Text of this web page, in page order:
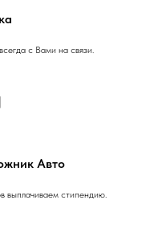
с Вами на связи.
Авто
выплачиваем стипендию.